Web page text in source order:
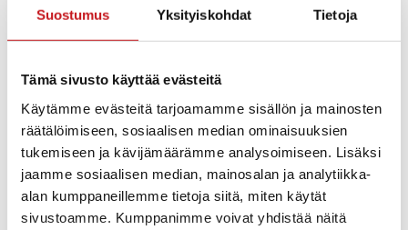
Suostumus Yksityiskohdat Tietoja
Tämä sivusto käyttää evästeitä
Käytämme evästeitä tarjoamamme sisällön ja mainosten
räätälöimiseen, sosiaalisen median ominaisuuksien
tukemiseen ja kävijämäärämme analysoimiseen. Lisäksi
jaamme sosiaalisen median, mainosalan ja analytiikka-
alan kumppaneillemme tietoja siitä, miten käytät
sivustoamme. Kumppanimme voivat yhdistää näitä
Kirjaston Galleriassa esillä Minieskareiden,
Metsäeskareiden ja Kerkon eskareiden tekemiä töitä
kuluneen lukuvuoden ajalta. Tervetuloa tutustumaan
kirjaston aukioloaikoina: ma klo 13 – 19, ti – pe klo 10 –
15